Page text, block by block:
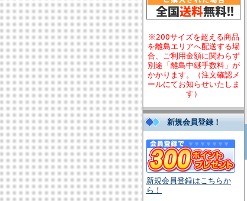
※200サイズを超える商品
を離島エリアへ配送する場
合、ご利用金額に関わらず
別途「離島中継手数料」が
かかります。（注文確認メ
ールにてお知らせいたしま
す）
新規会員登録！
新規会員登録はこちらか
ら！